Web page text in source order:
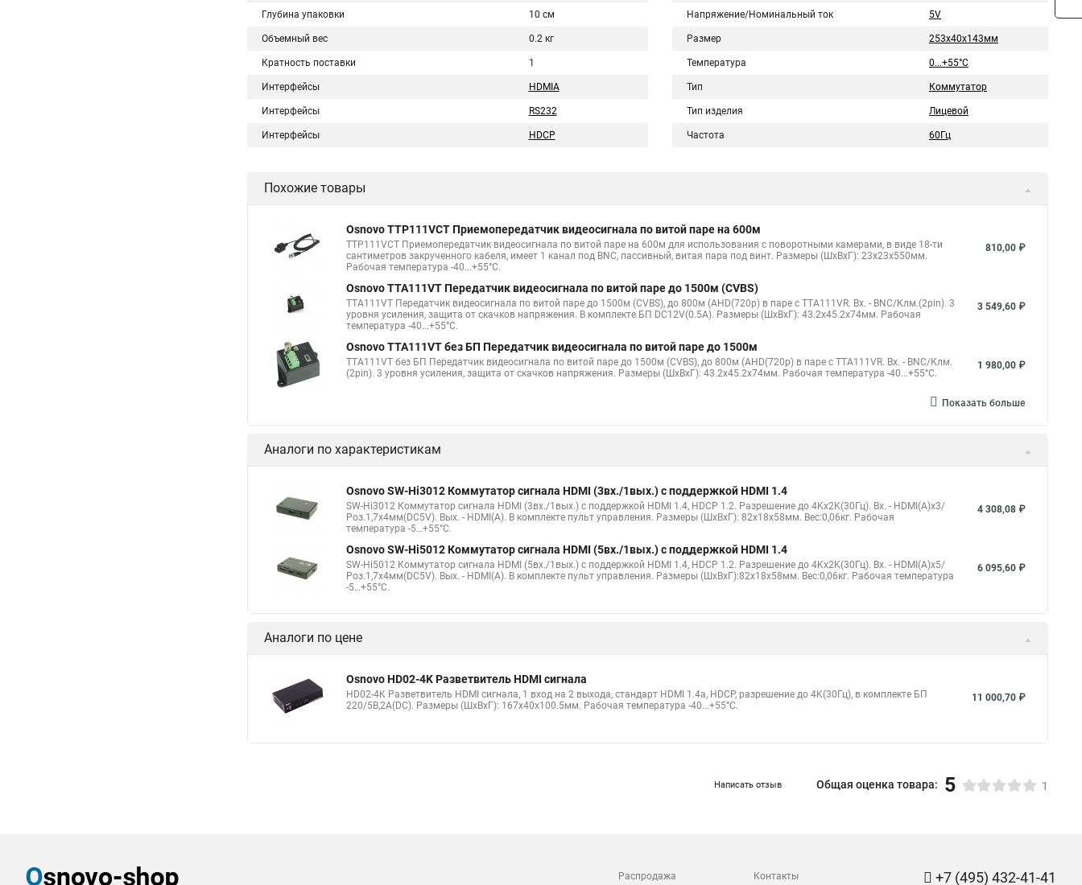
Глубина упаковки 10 см
Объемный вес 0.2 кг
Кратность поставки 1
Интерфейсы HDMIA
Интерфейсы RS232
Интерфейсы HDCP
Напряжение/Номинальный ток 5V
Размер 253x40x143мм
Температура 0...+55°С
Тип Коммутатор
Тип изделия Лицевой
Частота 60Гц
Похожие товары
Osnovo TTP111VCT Приемопередатчик видеосигнала по витой паре на 600м
TTP111VCT Приемопередатчик видеосигнала по витой паре на 600м для использования с поворотными камерами, в виде 18-ти
сантиметров закрученного кабеля, имеет 1 канал под BNC, пассивный, витая пара под винт. Размеры (ШxВxГ): 23х23х550мм.
Рабочая температура -40...+55°C.
810,00 ₽
Osnovo TTA111VT Передатчик видеосигнала по витой паре до 1500м (CVBS)
TTA111VT Передатчик видеосигнала по витой паре до 1500м (CVBS), до 800м (AHD(720p) в паре с TTA111VR. Вх. - BNC/Клм.(2pin). 3
уровня усиления, защита от скачков напряжения. В комплекте БП DC12V(0.5A). Размеры (ШxВxГ): 43.2x45.2x74мм. Рабочая
температура -40...+55°C.
3 549,60 ₽
Osnovo TTA111VT без БП Передатчик видеосигнала по витой паре до 1500м
TTA111VT без БП Передатчик видеосигнала по витой паре до 1500м (CVBS), до 800м (AHD(720p) в паре с TTA111VR. Вх. - BNC/Клм.
(2pin). 3 уровня усиления, защита от скачков напряжения. Размеры (ШxВxГ): 43.2x45.2x74мм. Рабочая температура -40...+55°C.
1 980,00 ₽
Показать больше
Аналоги по характеристикам
Osnovo SW-Hi3012 Коммутатор сигнала HDMI (3вх./1вых.) с поддержкой HDMI 1.4
SW-Hi3012 Коммутатор сигнала HDMI (3вх./1вых.) с поддержкой HDMI 1.4, HDCP 1.2. Разрешение до 4Kx2K(30Гц). Вх. - HDMI(A)x3/
Роз.1,7х4мм(DC5V). Вых. - HDMI(A). В комплекте пульт управления. Размеры (ШxВxГ): 82x18x58мм. Вес:0,06кг. Рабочая
температура -5…+55°С.
4 308,08 ₽
Osnovo SW-Hi5012 Коммутатор сигнала HDMI (5вх./1вых.) с поддержкой HDMI 1.4
SW-Hi5012 Коммутатор сигнала HDMI (5вх./1вых.) с поддержкой HDMI 1.4, HDCP 1.2. Разрешение до 4Kx2K(30Гц). Вх. - HDMI(A)x5/
Роз.1,7х4мм(DC5V). Вых. - HDMI(A). В комплекте пульт управления. Размеры (ШxВxГ):82x18x58мм. Вес:0,06кг. Рабочая температура
-5…+55°С.
6 095,60 ₽
Аналоги по цене
Osnovo HD02-4K Разветвитель HDMI сигнала
HD02-4K Разветвитель HDMI сигнала, 1 вход на 2 выхода, стандарт HDMI 1.4a, HDCP, разрешение до 4K(30Гц), в комплекте БП
220/5В,2A(DC). Размеры (ШxВxГ): 167х40х100.5мм. Рабочая температура -40...+55°C.
11 000,70 ₽
Написать отзыв Общая оценка товара: 5 1
Распродажа Контакты +7 (495) 432-41-41